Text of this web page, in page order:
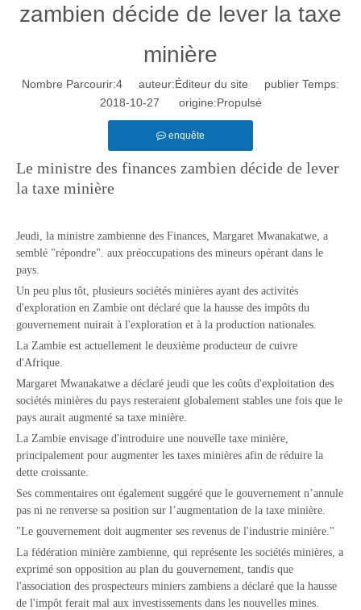
zambien décide de lever la taxe
minière
Nombre Parcourir:4 auteur:Éditeur du site publier Temps:
2018-10-27 origine:Propulsé
enquête
Le ministre des finances zambien décide de lever
la taxe minière
Jeudi, la ministre zambienne des Finances, Margaret Mwanakatwe, a
semblé "répondre". aux préoccupations des mineurs opérant dans le
pays.
Un peu plus tôt, plusieurs sociétés minières ayant des activités
d'exploration en Zambie ont déclaré que la hausse des impôts du
gouvernement nuirait à l'exploration et à la production nationales.
La Zambie est actuellement le deuxième producteur de cuivre
d'Afrique.
Margaret Mwanakatwe a déclaré jeudi que les coûts d'exploitation des
sociétés minières du pays resteraient globalement stables une fois que le
pays aurait augmenté sa taxe minière.
La Zambie envisage d'introduire une nouvelle taxe minière,
principalement pour augmenter les taxes minières afin de réduire la
dette croissante.
Ses commentaires ont également suggéré que le gouvernement n’annule
pas ni ne renverse sa position sur l’augmentation de la taxe minière.
"Le gouvernement doit augmenter ses revenus de l'industrie minière."
La fédération minière zambienne, qui représente les sociétés minières, a
exprimé son opposition au plan du gouvernement, tandis que
l'association des prospecteurs miniers zambiens a déclaré que la hausse
de l'impôt ferait mal aux investissements dans les nouvelles mines.